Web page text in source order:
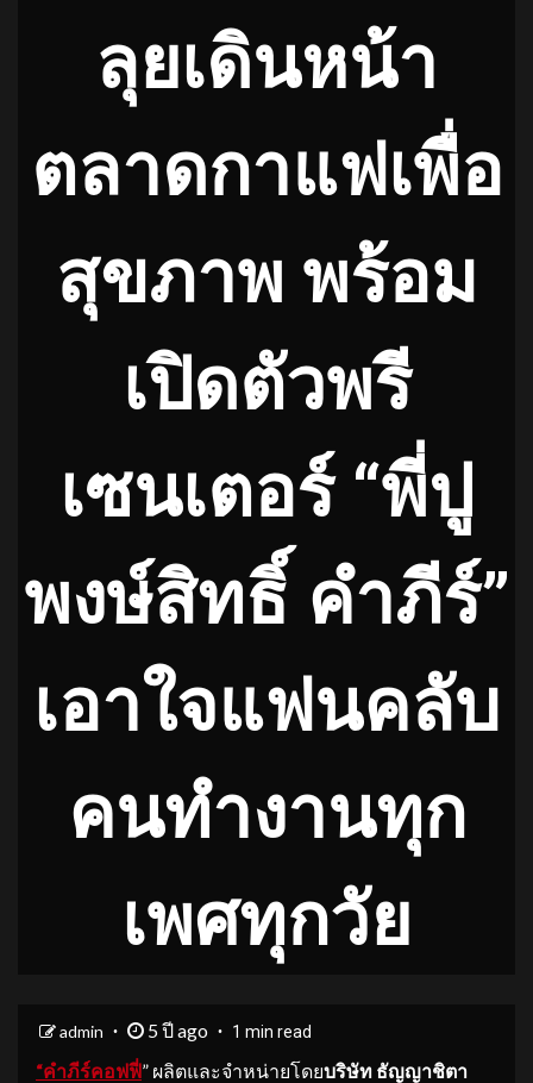
ลุยเดินหน้า
ตลาดกาแฟเพื่อ
สุขภาพ พร้อม
เปิดตัวพรี
เซนเตอร์ “พี่ปู
พงษ์สิทธิ์ คำภีร์”
เอาใจแฟนคลับ
คนทำงานทุก
เพศทุกวัย
admin 5 ปี ago 1 min read
“คำภีร์คอฟฟี่” ผลิตและจำหน่ายโดยบริษัท ธัญญาชิตา